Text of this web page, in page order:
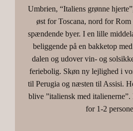
Umbrien, “Italiens grønne
øst for Toscana, nord for Rom
spændende byer. I en lille
beliggende på en bakketop
dalen og udover vin- og
feriebolig. Skøn ny lejlighed i
til Perugia og næsten til Assisi.
blive ”italiensk med
for 1-2